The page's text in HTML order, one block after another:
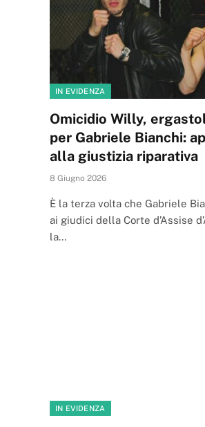
IN EVIDENZA
Omicidio Willy,
per Gabriele Bianchi:
alla giustizia riparativa
8 Giugno 2026
È la terza volta che Gabriele
ai giudici della Corte d’Assise
la…
IN EVIDENZA